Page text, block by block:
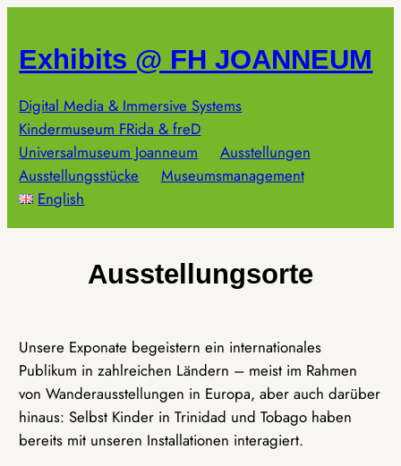
springen
Exhibits @ FH JOANNEUM
Digital Media & Immersive Systems
Kindermuseum FRida & freD
Universalmuseum Joanneum
Ausstellungen
Ausstellungsstücke
Museumsmanagement
English
Ausstellungsorte
Unsere Exponate begeistern ein internationales
Publikum in zahlreichen Ländern – meist im Rahmen
von Wanderausstellungen in Europa, aber auch darüber
hinaus: Selbst Kinder in Trinidad und Tobago haben
bereits mit unseren Installationen interagiert.